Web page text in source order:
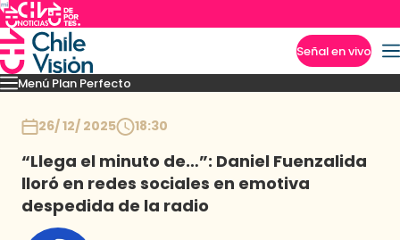
Señal en vivo
Menú Plan Perfecto
Momentos Capítulos Novedades
26/ 12/ 2025 18:30
“Llega el minuto de…”: Daniel Fuenzalida
lloró en redes sociales en emotiva
despedida de la radio
Imperdibles